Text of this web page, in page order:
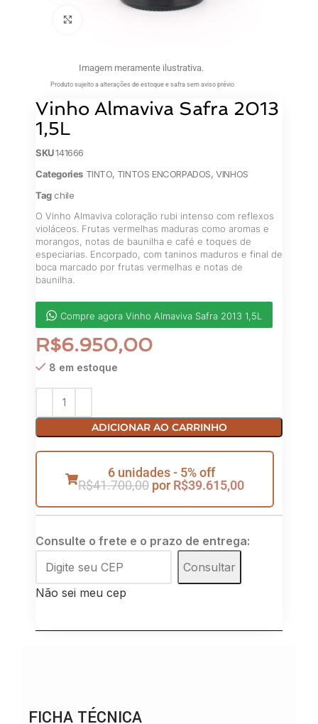
Imagem meramente ilustrativa.
Produto sujeito a alterações de estoque e safra sem aviso prévio
Vinho Almaviva Safra 2013
1,5L
SKU141666
Categories TINTO, TINTOS ENCORPADOS,VINHOS
Tag chile
O Vinho Almaviva coloração rubi intenso com reflexos
violáceos. Frutas vermelhas maduras como aromas e
morangos, notas de baunilha e café e toques de
especiarias. Encorpado, com taninos maduros e final de
boca marcado por frutas vermelhas e notas de
baunilha.
Compre agora Vinho Almaviva Safra 2013 1,5L
R$6.950,00
8 em estoque
ADICIONAR AO CARRINHO
6 unidades - 5% off
R$41.700,00 por R$39.615,00
Consulte o frete e o prazo de entrega:
Consultar
Não sei meu cep
FICHA TÉCNICA